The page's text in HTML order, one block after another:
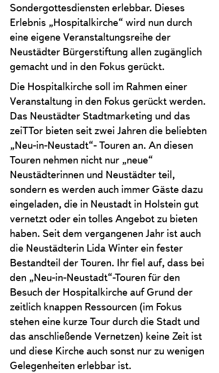
Sondergottesdiensten erlebbar. Dieses
Erlebnis „Hospitalkirche“ wird nun durch
eine eigene Veranstaltungsreihe der
Neustädter Bürgerstiftung allen zugänglich
gemacht und in den Fokus gerückt.
Die Hospitalkirche soll im Rahmen einer
Veranstaltung in den Fokus gerückt werden.
Das Neustädter Stadtmarketing und das
zeiTTor bieten seit zwei Jahren die beliebten
„Neu-in-Neustadt“- Touren an. An diesen
Touren nehmen nicht nur „neue“
Neustädterinnen und Neustädter teil,
sondern es werden auch immer Gäste dazu
eingeladen, die in Neustadt in Holstein gut
vernetzt oder ein tolles Angebot zu bieten
haben. Seit dem vergangenen Jahr ist auch
die Neustädterin Lida Winter ein fester
Bestandteil der Touren. Ihr fiel auf, dass bei
den „Neu-in-Neustadt“-Touren für den
Besuch der Hospitalkirche auf Grund der
zeitlich knappen Ressourcen (im Fokus
stehen eine kurze Tour durch die Stadt und
das anschließende Vernetzen) keine Zeit ist
und diese Kirche auch sonst nur zu wenigen
Gelegenheiten erlebbar ist.